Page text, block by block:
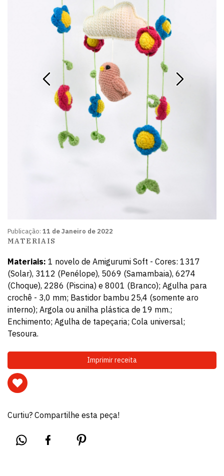
Publicação: 11 de Janeiro de 2022
MATERIAIS
Materiais: 1 novelo de Amigurumi Soft - Cores: 1317
(Solar), 3112 (Penélope), 5069 (Samambaia), 6274
(Choque), 2286 (Piscina) e 8001 (Branco); Agulha para
crochê - 3,0 mm; Bastidor bambu 25,4 (somente aro
interno); Argola ou anilha plástica de 19 mm.;
Enchimento; Agulha de tapeçaria; Cola universal;
Tesoura.
Imprimir receita
Curtiu? Compartilhe esta peça!